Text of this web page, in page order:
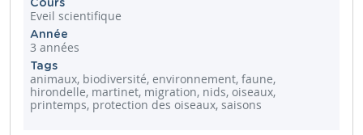
Cours
Eveil scientifique
Année
3 années
Tags
animaux, biodiversité, environnement, faune,
hirondelle, martinet, migration, nids, oiseaux,
printemps, protection des oiseaux, saisons